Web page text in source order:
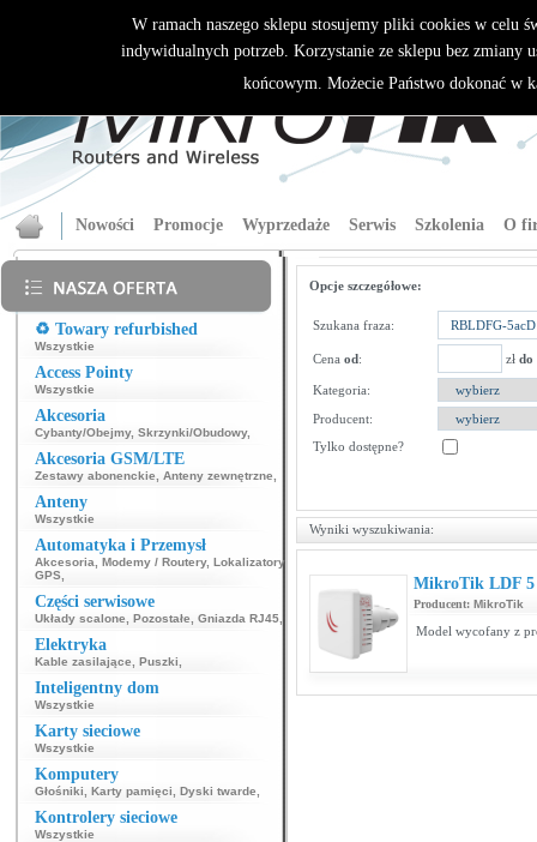
Nowości Promocje Wyprzedaże Serwis Szkolenia O
♻️ Towary refurbished
Wszystkie
Access Pointy
Wszystkie
Akcesoria
Cybanty/Obejmy, Skrzynki/Obudowy,
Akcesoria GSM/LTE
Zestawy abonenckie Anteny zewnętrzne
Anteny
Wszystkie
Automatyka i Przemysł
Akcesoria Modemy / Routery, Lokalizatory
GPS
Części serwisowe
Układy scalone Pozostałe Gniazda RJ45
Elektryka
Kable zasilające Puszki
Inteligentny dom
Wszystkie
Karty sieciowe
Wszystkie
Komputery
Głośniki Karty pamięci Dyski twarde
Kontrolery sieciowe
Wszystkie
Opcje szczegółowe:
Szukana fraza:
Cena od: zł do
Kategoria:
Producent:
Tylko dostępne?
Wyniki wyszukiwania:
MikroTik LDF 5
Producent: MikroTik
Model wycofany z
W ramach naszego sklepu stosujemy pliki cookies w celu
indywidualnych potrzeb. Korzystanie ze sklepu bez zmiany
końcowym. Możecie Państwo dokonać w